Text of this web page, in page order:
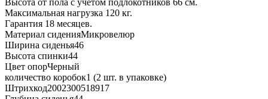
Максимальная нагрузка 120 кг.
Гарантия 18 месяцев.
Материал сиденияМикровелюр
Ширина сиденья46
Высота спинки44
Цвет опорЧерный
количество коробок1 (2 шт. в упаковке)
Штрихкод2002300518917